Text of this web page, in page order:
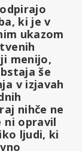
ki je v
ukazom
menijo,
še
v izjavah
nihče ne
ni opravil
ljudi, ki